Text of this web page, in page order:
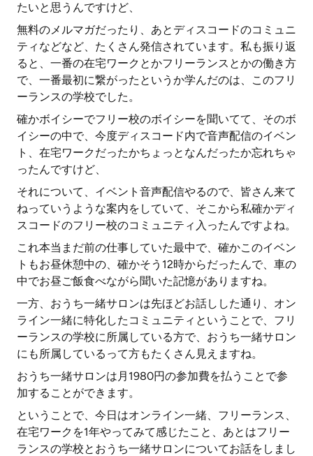
たいと思うんですけど、
無料のメルマガだったり、あとディスコードのコミュニ
ティなどなど、たくさん発信されています。私も振り返
ると、一番の在宅ワークとかフリーランスとかの働き方
で、一番最初に繋がったというか学んだのは、このフリ
ーランスの学校でした。
確かボイシーでフリー校のボイシーを聞いてて、そのボ
イシーの中で、今度ディスコード内で音声配信のイベン
ト、在宅ワークだったかちょっとなんだったか忘れちゃ
ったんですけど、
それについて、イベント音声配信やるので、皆さん来て
ねっていうような案内をしていて、そこから私確かディ
スコードのフリー校のコミュニティ入ったんですよね。
これ本当まだ前の仕事していた最中で、確かこのイベン
トもお昼休憩中の、確かそう12時からだったんで、車の
中でお昼ご飯食べながら聞いた記憶がありますね。
一方、おうち一緒サロンは先ほどお話しした通り、オン
ライン一緒に特化したコミュニティということで、フリ
ーランスの学校に所属している方で、おうち一緒サロン
にも所属しているって方もたくさん見えますね。
おうち一緒サロンは月1980円の参加費を払うことで参
加することができます。
ということで、今日はオンライン一緒、フリーランス、
在宅ワークを1年やってみて感じたこと、あとはフリー
ランスの学校とおうち一緒サロンについてお話をしまし